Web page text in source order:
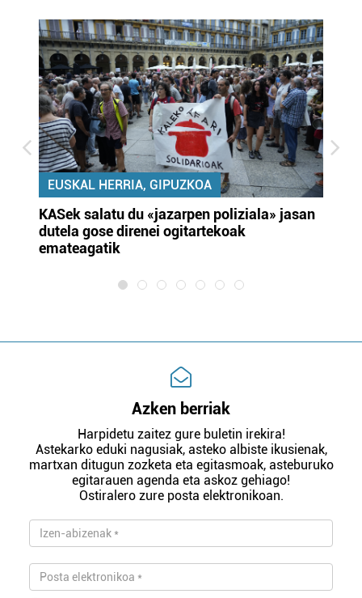
EUSKAL HERRIA, GIPUZKOA
KASek salatu du «jazarpen poliziala» jasan
dutela gose direnei ogitartekoak
emateagatik
Azken berriak
Harpidetu zaitez gure buletin irekira!
Astekarko eduki nagusiak, asteko albiste ikusienak,
martxan ditugun zozketa eta egitasmoak, asteburuko
egitarauen agenda eta askoz gehiago!
Ostiralero zure posta elektronikoan.